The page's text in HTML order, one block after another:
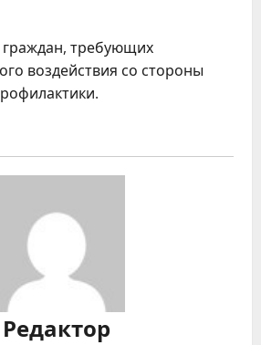
требующих
воздействия со стороны
Редактор